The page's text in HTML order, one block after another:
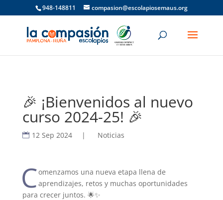
948-148811 compasion@escolapiosemaus.org
🎉 ¡Bienvenidos al nuevo
curso 2024-25! 🎉
12 Sep 2024 | Noticias
Comenzamos una nueva etapa llena de
aprendizajes, retos y muchas oportunidades
para crecer juntos. 🌟✨